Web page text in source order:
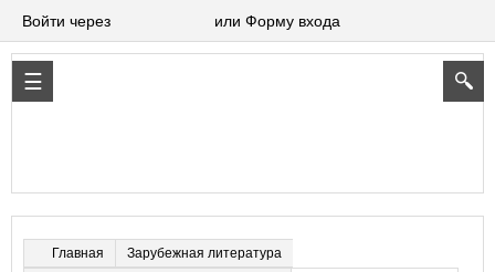
Войти через или Форму входа
Главная
Зарубежная литература